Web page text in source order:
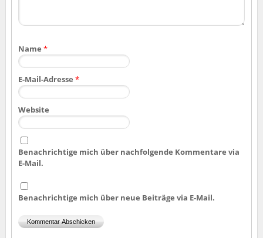
Name *
E-Mail-Adresse *
Website
Benachrichtige mich über nachfolgende Kommentare via
E-Mail.
Benachrichtige mich über neue Beiträge via E-Mail.